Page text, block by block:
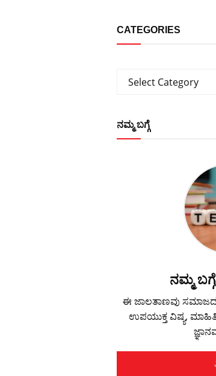
CATEGORIES
Categories
Select Category
ನಮ್ಮ ಬಗ್ಗೆ
ನಮ್ಮ
ಈ ಜಾಲತಾಣವು
ಉಪಯುಕ್ತ ವಿಷ್ಯ,